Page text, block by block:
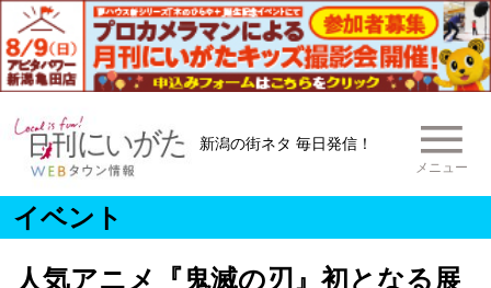
新潟の街ネタ 毎日発信！
メニュー
イベント
人気アニメ『鬼滅の刃』初となる展